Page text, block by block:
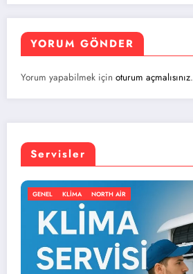
YORUM GÖNDER
Yorum yapabilmek için oturum açmalısınız.
Servisler